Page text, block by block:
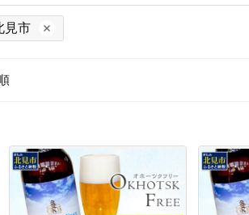
見市